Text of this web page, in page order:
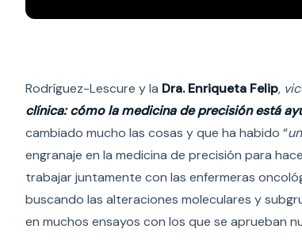
Rodríguez-Lescure y la Dra. Enriqueta Felip,
clínica: cómo la medicina de precisión está
cambiado mucho las cosas y que ha habido “
engranaje en la medicina de precisión para
trabajar juntamente con las enfermeras
buscando las alteraciones moleculares y
en muchos ensayos con los que se aprueban